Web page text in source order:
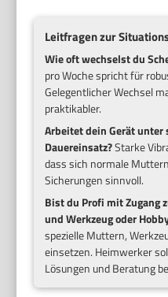
Leitfragen zur
Wie oft wechselst du
pro Woche spricht für
Gelegentlicher Wechsel
praktikabler.
Arbeitet dein Gerät
Dauereinsatz?Starke
dass sich normale
Sicherungen sinnvoll.
Bist du Profi mit Zugang
und Werkzeug oder
spezielle Muttern,
einsetzen. Heimwerker
Lösungen und Beratung